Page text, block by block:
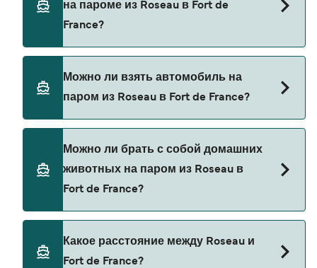
страницу предложений, чтобы увидеть
последние акции на паромы.
на пароме из Roseau в Fort de
France?
пароме из Roseau в Fort de France с
Можно ли взять автомобиль на
паром из Roseau в Fort de France?
Можно ли брать с собой домашних
животных на паром из Roseau в
Fort de France?
брать на паромы между Roseau и Fort de France.
Какое расстояние между Roseau и
Fort de France?